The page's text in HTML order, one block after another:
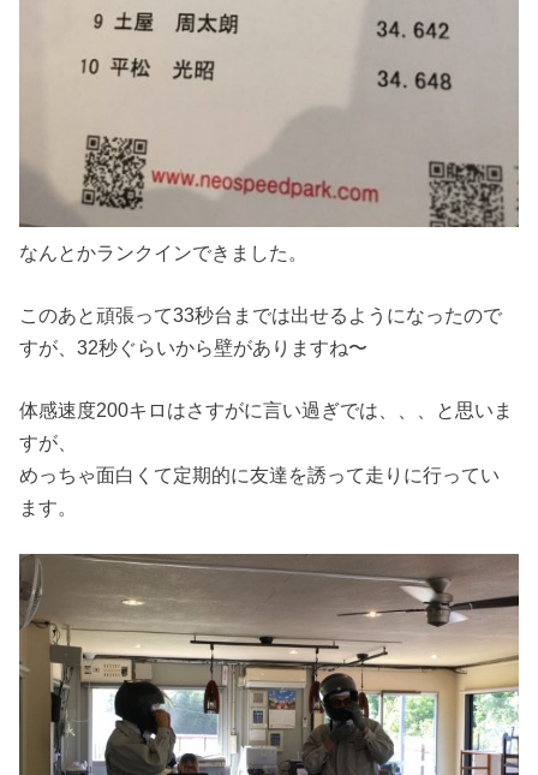
なんとかランクインできました。
このあと頑張って33秒台までは出せるようになったので
すが、32秒ぐらいから壁がありますね〜
体感速度200キロはさすがに言い過ぎでは、、、と思いま
すが、
めっちゃ面白くて定期的に友達を誘って走りに行ってい
ます。